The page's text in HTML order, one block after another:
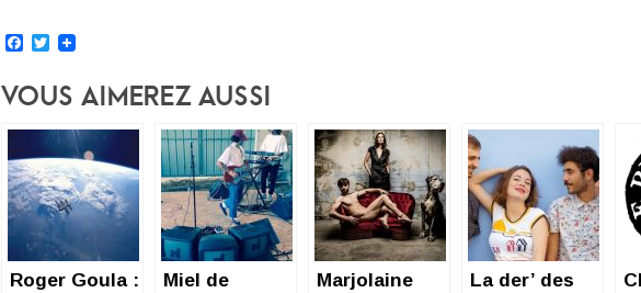
Facebook
Twitter
Vous Aimerez Aussi
Roger Goula :
Miel de
Marjolaine
La der’ des